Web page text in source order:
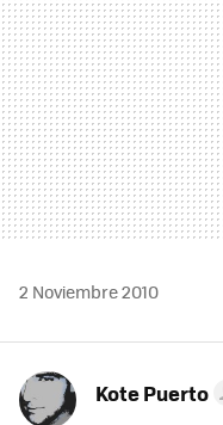
2 Noviembre 2010
Kote Puerto